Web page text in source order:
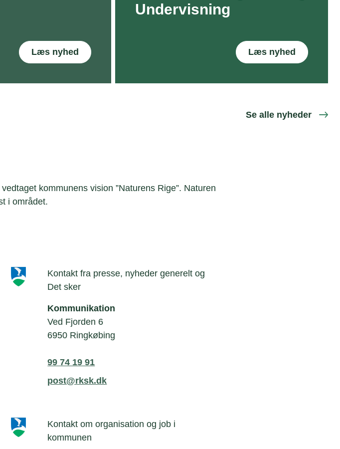
Læs nyhed
Undervisning
Læs nyhed
Se alle nyheder
kommunens vision ”Naturens Rige”. Naturen
i området.
Kontakt fra presse, nyheder generelt og
Det sker
Kommunikation
Ved Fjorden 6
6950 Ringkøbing
99 74 19 91
post@rksk.dk
Kontakt om organisation og job i
kommunen